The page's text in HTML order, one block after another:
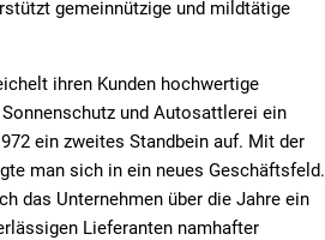
gemeinnützige und mildtätige
ihren Kunden hochwertige
und Autosattlerei ein
ein zweites Standbein auf. Mit der
man sich in ein neues Geschäftsfeld.
das Unternehmen über die Jahre ein
Lieferanten namhafter